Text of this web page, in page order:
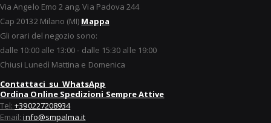
Via Angelo Emo 2 ang. Via Padova 244
Cap 20132 Milano (MI) Mappa
Gli orari del negozio sono:
dalle 10:00 alle 13:00 - dalle 15:30 alle 19:00
Chiusi Lunedì Mattina e Domenica
Contattaci su WhatsApp
Ordina Online Spedizioni Sempre Attive
Tel:+390227208934
Email:info@smpalma.it